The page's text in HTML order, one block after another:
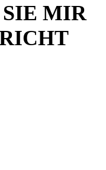
MIR